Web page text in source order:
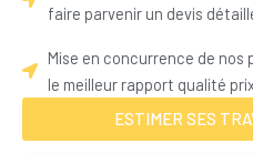
faire parvenir un devis
Mise en concurrence de
le meilleur rapport qualité
ESTIMER SES